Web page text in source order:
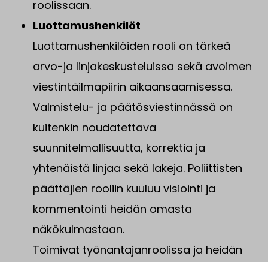
roolissaan.
Luottamushenkilöt
Luottamushenkilöiden rooli on tärkeä
arvo-ja linjakeskusteluissa sekä avoimen
viestintäilmapiirin aikaansaamisessa.
Valmistelu- ja päätösviestinnässä on
kuitenkin noudatettava
suunnitelmallisuutta, korrektia ja
yhtenäistä linjaa sekä lakeja. Poliittisten
päättäjien rooliin kuuluu visiointi ja
kommentointi heidän omasta
näkökulmastaan.
Toimivat työnantajanroolissa ja heidän